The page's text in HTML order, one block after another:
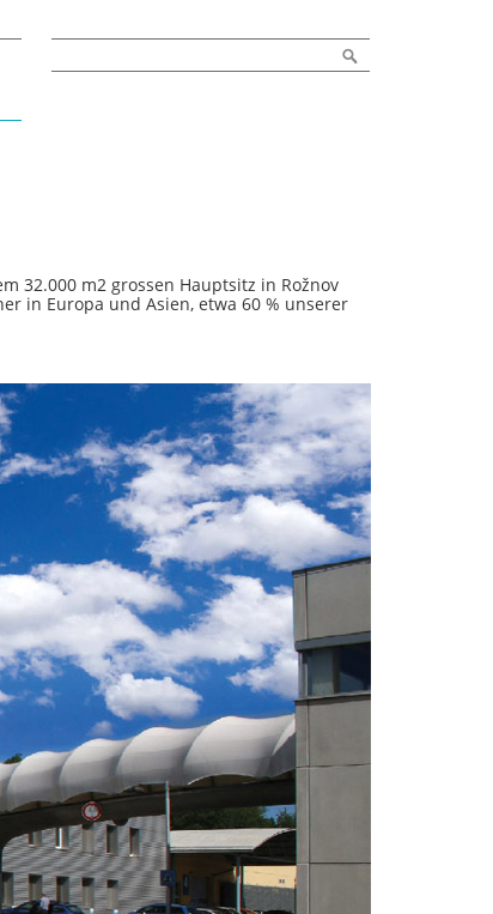
32.000 m2 grossen Hauptsitz in Rožnov
in Europa und Asien, etwa 60 % unserer